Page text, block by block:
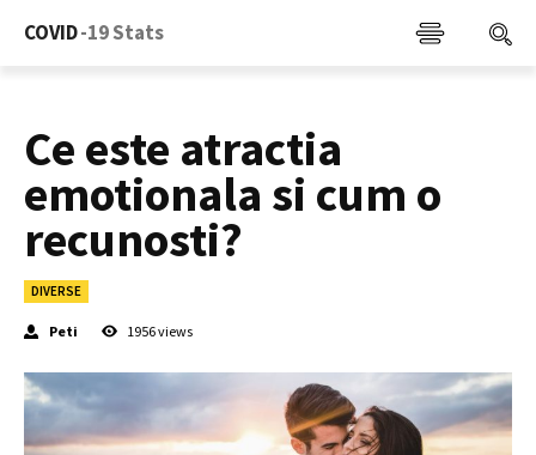
COVID-19 Stats
Ce este atractia
emotionala si cum o
recunosti?
DIVERSE
Peti 1956views